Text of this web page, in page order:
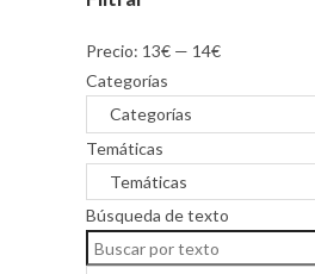
Precio: 13€ — 14€
Categorías
Temáticas
Búsqueda de texto